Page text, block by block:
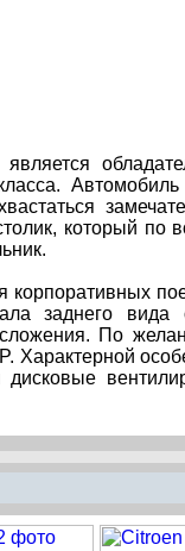
который по
заднего
По
Характерной
дисковые